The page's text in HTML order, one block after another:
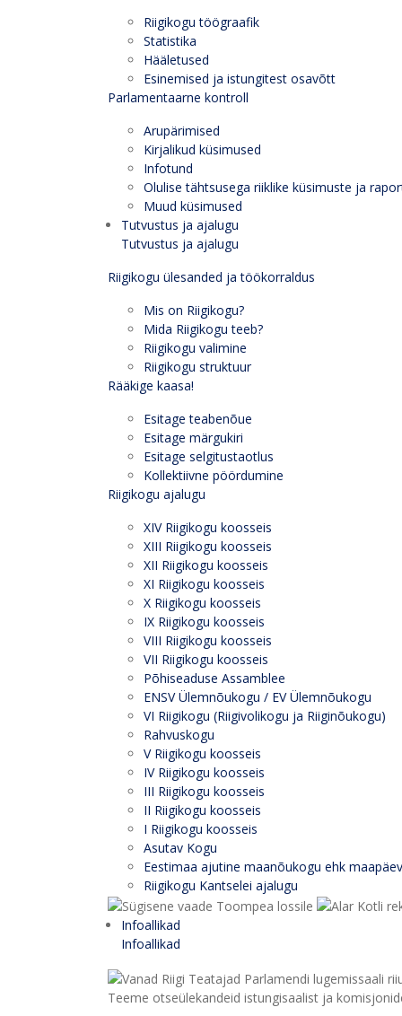
Riigikogu töögraafik
Statistika
Hääletused
Esinemised ja istungitest osavõtt
Parlamentaarne kontroll
Arupärimised
Kirjalikud küsimused
Infotund
Olulise tähtsusega riiklike küsimuste ja
Muud küsimused
Tutvustus ja ajalugu
Tutvustus ja ajalugu
Riigikogu ülesanded ja töökorraldus
Mis on Riigikogu?
Mida Riigikogu teeb?
Riigikogu valimine
Riigikogu struktuur
Rääkige kaasa!
Esitage teabenõue
Esitage märgukiri
Esitage selgitustaotlus
Kollektiivne pöördumine
Riigikogu ajalugu
XIV Riigikogu koosseis
XIII Riigikogu koosseis
XII Riigikogu koosseis
XI Riigikogu koosseis
X Riigikogu koosseis
IX Riigikogu koosseis
VIII Riigikogu koosseis
VII Riigikogu koosseis
Põhiseaduse Assamblee
ENSV Ülemnõukogu / EV Ülemnõukogu
VI Riigikogu (Riigivolikogu ja Riiginõukogu)
Rahvuskogu
V Riigikogu koosseis
IV Riigikogu koosseis
III Riigikogu koosseis
II Riigikogu koosseis
I Riigikogu koosseis
Asutav Kogu
Eestimaa ajutine maanõukogu ehk maapäev
Riigikogu Kantselei ajalugu
Infoallikad
Infoallikad
Teeme otseülekandeid istungisaalist ja